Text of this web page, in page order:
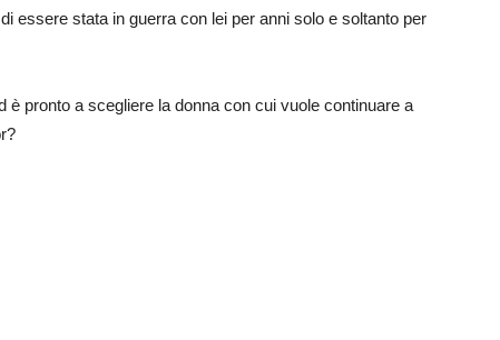
essere stata in guerra con lei per anni solo e soltanto per
è pronto a scegliere la donna con cui vuole continuare a